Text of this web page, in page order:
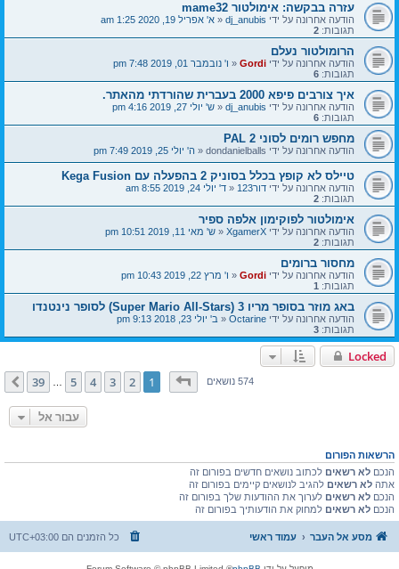
עזרה בבקשה: אימולטור mame32
הודעה אחרונה על ידי dj_anubis
«א' אפריל 19, 2020 1:25 am
תגובות: 2
הרומולטור נעלם
הודעה אחרונה על ידי Gordi
«ו' נובמבר 01, 2019 7:48 pm
תגובות: 6
איך צורבים פיפא 2000 בעברית שהורדתי מהאתר.
הודעה אחרונה על ידי dj_anubis
«ש' יולי 27, 2019 4:16 pm
תגובות: 6
מחפש רומים לסוני 2 PAL
הודעה אחרונה על ידי dondanielballs
«ה' יולי 25, 2019 7:49 pm
טיילס לא קופץ בכלל בסוניק 2 בהפעלה עם Kega Fusion
הודעה אחרונה על ידי דור123 «ד' יולי 24, 2019 8:55 am
תגובות: 2
אימולטור לפוקימון אלפה ספיר
הודעה אחרונה על ידי XgamerX
«ש' מאי 11, 2019 10:51 pm
תגובות: 2
מחסור ברומים
הודעה אחרונה על ידי Gordi
«ו' מרץ 22, 2019 10:43 pm
תגובות: 1
באג מוזר בסופר מריו 3 (Super Mario All-Stars) לסופר נינטנדו
הודעה אחרונה על ידי Octarine
«ב' יולי 23, 2018 9:13 pm
תגובות: 3
Locked
574 נושאיםדף1מתוך39
1
2
3
4
5
39 הבא
עבור אל
הרשאות הפורום
הנכם לא רשאיםלכתוב נושאים חדשים בפורום זה
אתהלא רשאיםלהגיב לנושאים קיימים בפורום זה
הנכם לא רשאיםלערוך את ההודעות שלך בפורום זה
הנכם לא רשאיםלמחוק את הודעותיך בפורום זה
מסע אל העבר עמוד ראשי כל הזמנים הם UTC+03:00